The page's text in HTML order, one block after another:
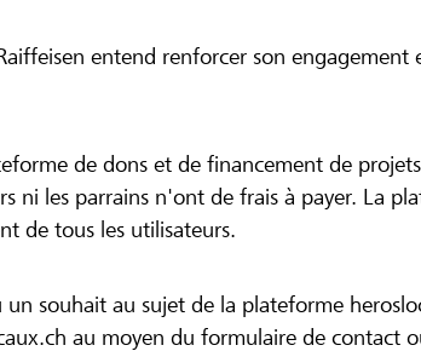
entend renforcer son engagement
de dons et de financement de
ni les parrains n'ont de frais à payer. La
de tous les utilisateurs.
un souhait au sujet de la plateforme
au moyen du formulaire de contact